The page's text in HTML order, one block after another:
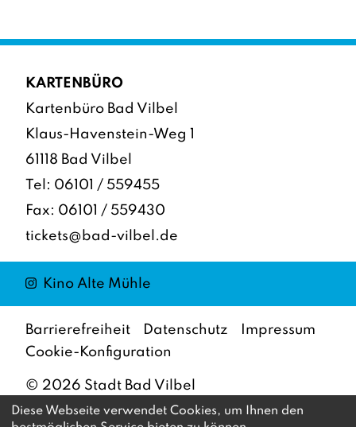
KARTENBÜRO
Kartenbüro Bad Vilbel
Klaus-Havenstein-Weg 1
61118 Bad Vilbel
Tel: 06101 / 559455
Fax: 06101 / 559430
tickets@bad-vilbel.de
Instagram
Kino Alte Mühle
© 2026 Stadt Bad Vilbel
Barrierefreiheit Datenschutz
Impressum
Cookie-Konfiguration
Diese Webseite verwendet Cookies, um Ihnen den